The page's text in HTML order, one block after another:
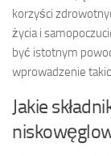
korzyści
życia i
być istotnym
wprowadzenie
Jakie